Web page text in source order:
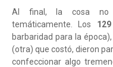
Al final, la cosa no
temáticamente. Los
barbaridad para la
(otra) que costó, dieron
confeccionar algo